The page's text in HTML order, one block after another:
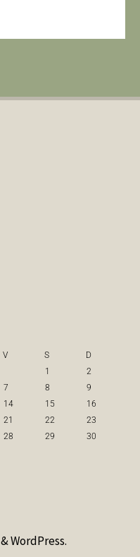
V S
D
1
2
7 8
9
14 15
16
21 22
23
28 29
30
&WordPress.